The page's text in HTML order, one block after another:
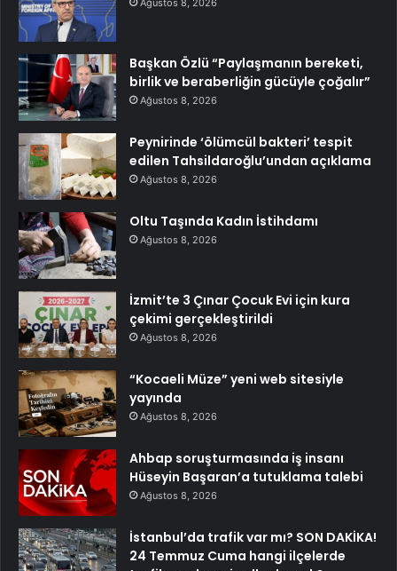
Ağustos 8, 2026
Başkan Özlü “Paylaşmanın bereketi,
birlik ve beraberliğin gücüyle çoğalır”
Ağustos 8, 2026
Peynirinde ‘ölümcül bakteri’ tespit
edilen Tahsildaroğlu’undan açıklama
Ağustos 8, 2026
Oltu Taşında Kadın İstihdamı
Ağustos 8, 2026
İzmit’te 3 Çınar Çocuk Evi için kura
çekimi gerçekleştirildi
Ağustos 8, 2026
“Kocaeli Müze” yeni web sitesiyle
yayında
Ağustos 8, 2026
Ahbap soruşturmasında iş insanı
Hüseyin Başaran’a tutuklama talebi
Ağustos 8, 2026
İstanbul’da trafik var mı? SON DAKİKA!
24 Temmuz Cuma hangi ilçelerde